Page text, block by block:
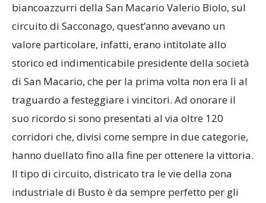
biancoazzurri della San Macario Valerio Biolo, sul
circuito di Sacconago, quest’anno avevano un
valore particolare, infatti, erano intitolate allo
storico ed indimenticabile presidente della società
di San Macario, che per la prima volta non era lì al
traguardo a festeggiare i vincitori. Ad onorare il
suo ricordo si sono presentati al via oltre 120
corridori che, divisi come sempre in due categorie,
hanno duellato fino alla fine per ottenere la vittoria.
Il tipo di circuito, districato tra le vie della zona
industriale di Busto è da sempre perfetto per gli